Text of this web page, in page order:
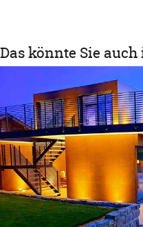
Das könnte Sie